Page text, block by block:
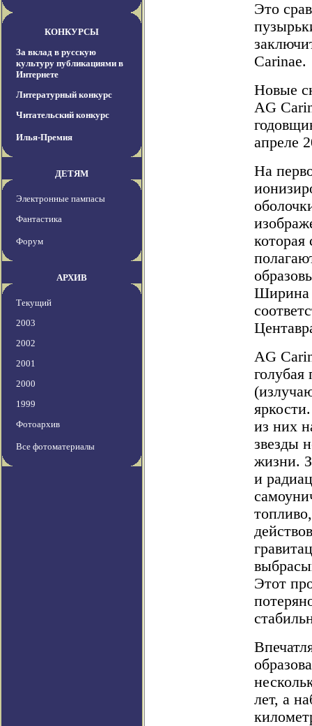
КОНКУРСЫ
За вклад в русскую
культуру публикациями в
Интернете
Литературный конкурс
Читательский конкурс
Илья-Премия
ДЕТЯМ
Электронные пампасы
Фантастика
Форум
АРХИВ
Текущий
2003
2002
2001
2000
1999
Фотоархив
Все фотоматериалы
Это
Carinae.
Новые
AG
апреле
На
которая
Ширина
AG
голубая
из них
звезды
жизни.
и
Этот
лет, а